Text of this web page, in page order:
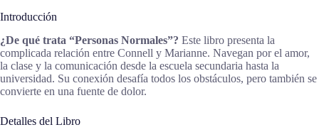
Introducción
¿De qué trata “Personas Normales”? Este libro presenta la
complicada relación entre Connell y Marianne. Navegan por el amor,
la clase y la comunicación desde la escuela secundaria hasta la
universidad. Su conexión desafía todos los obstáculos, pero también se
convierte en una fuente de dolor.
Detalles del Libro